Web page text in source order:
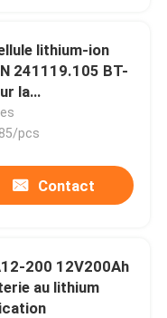
lithium-ion
241119.105 BT-
la
réseau prise en
pcs
Contact
200 12V200Ah
au lithium